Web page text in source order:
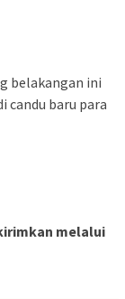
belakangan ini
candu baru para
melalui